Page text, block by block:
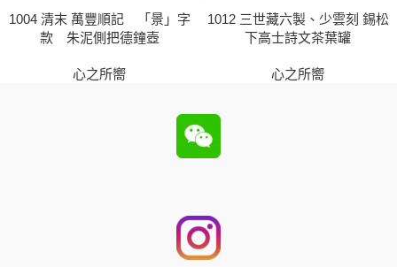
1004 清末 萬豐順記 「景」字
款 朱泥側把德鐘壺
心之所嚮
1012 三世藏六製、少雲刻 錫松
下高士詩文茶葉罐
心之所嚮